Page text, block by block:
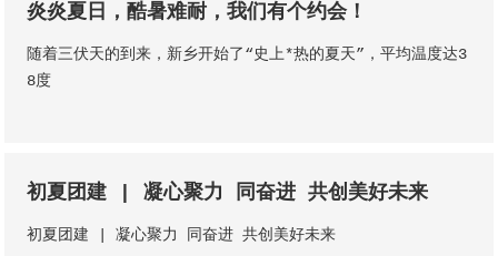
炎炎夏日，酷暑难耐，我们有个约会！
随着三伏天的到来，新乡开始了“史上*热的夏天”，平均温度达3
8度
初夏团建 | 凝心聚力 同奋进 共创美好未来
初夏团建 | 凝心聚力 同奋进 共创美好未来